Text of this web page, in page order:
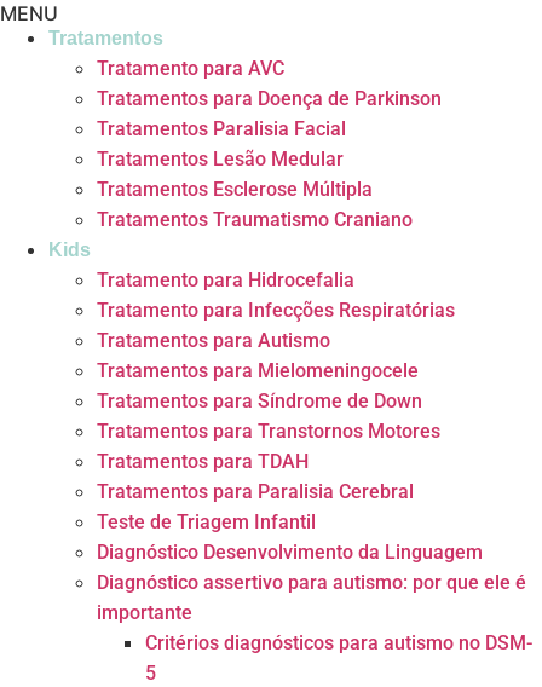
MENU
Tratamentos
Tratamento para AVC
Tratamentos para Doença de Parkinson
Tratamentos Paralisia Facial
Tratamentos Lesão Medular
Tratamentos Esclerose Múltipla
Tratamentos Traumatismo Craniano
Kids
Tratamento para Hidrocefalia
Tratamento para Infecções Respiratórias
Tratamentos para Autismo
Tratamentos para Mielomeningocele
Tratamentos para Síndrome de Down
Tratamentos para Transtornos Motores
Tratamentos para TDAH
Tratamentos para Paralisia Cerebral
Teste de Triagem Infantil
Diagnóstico Desenvolvimento da Linguagem
Diagnóstico assertivo para autismo: por que ele é
importante
Critérios diagnósticos para autismo no DSM-
5